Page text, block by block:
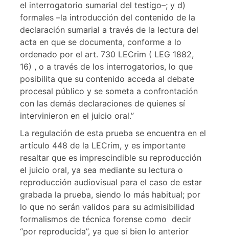
el interrogatorio sumarial del testigo–; y d)
formales –la introducción del contenido de la
declaración sumarial a través de la lectura del
acta en que se documenta, conforme a lo
ordenado por el art. 730 LECrim ( LEG 1882,
16) , o a través de los interrogatorios, lo que
posibilita que su contenido acceda al debate
procesal público y se someta a confrontación
con las demás declaraciones de quienes sí
intervinieron en el juicio oral.”
La regulación de esta prueba se encuentra en el
artículo 448 de la LECrim, y es importante
resaltar que es imprescindible su reproducción
el juicio oral, ya sea mediante su lectura o
reproducción audiovisual para el caso de estar
grabada la prueba, siendo lo más habitual; por
lo que no serán validos para su admisibilidad
formalismos de técnica forense como decir
“por reproducida”, ya que si bien lo anterior